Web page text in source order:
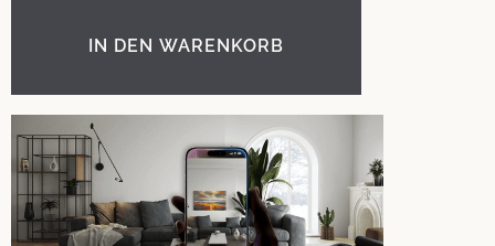
IN DEN WARENKORB